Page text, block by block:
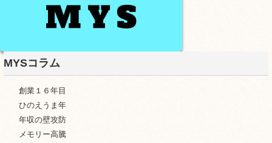
MYSコラム
創業１６年目
ひのえうま年
年収の壁攻防
メモリー高騰